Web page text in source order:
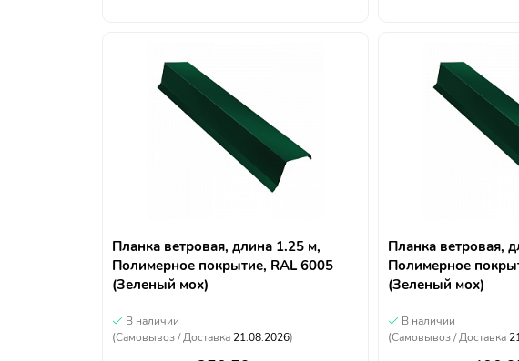
Планка ветровая, длина 1.25 м,
Полимерное покрытие, RAL 6005
(Зеленый мох)
В наличии
(Самовывоз / Доставка 21.08.2026)
Планка ветровая,
Полимерное
(Зеленый мох)
В наличии
(Самовывоз / Доставка